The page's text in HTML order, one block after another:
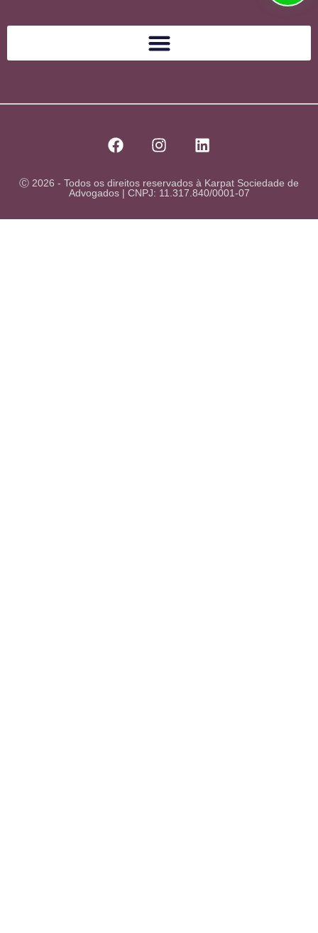
Ⓒ 2026 - Todos os direitos reservados à Karpat Sociedade de
Advogados | CNPJ: 11.317.840/0001-07